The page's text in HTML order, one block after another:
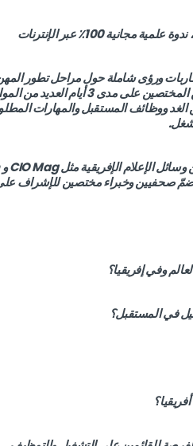
ورؤى شاملة حول مراحل تطور
إفريقيا حيث سيناقش الخبراء
ووظائف المستقبل والمهارات
وفي إفريقيا؟
في المستقبل؟